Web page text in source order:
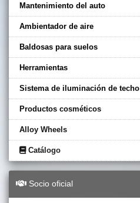
Mantenimiento del auto
Ambientador de aire
Baldosas para suelos
Herramientas
Sistema de iluminación de techo
Productos cosméticos
Alloy Wheels
Catálogo
Socio oficial